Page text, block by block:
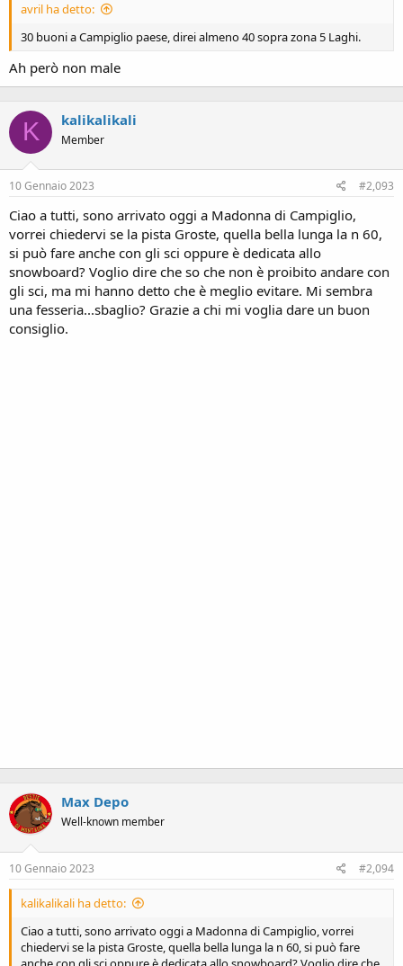
avril ha detto:
30 buoni a Campiglio paese, direi almeno 40 sopra zona 5 Laghi.
Ah però non male
K kalikalikali
Member
10 Gennaio 2023 #2,093
Ciao a tutti, sono arrivato oggi a Madonna di Campiglio,
vorrei chiedervi se la pista Groste, quella bella lunga la n 60,
si può fare anche con gli sci oppure è dedicata allo
snowboard? Voglio dire che so che non è proibito andare con
gli sci, ma mi hanno detto che è meglio evitare. Mi sembra
una fesseria...sbaglio? Grazie a chi mi voglia dare un buon
consiglio.
Max Depo
Well-known member
10 Gennaio 2023 #2,094
kalikalikali ha detto:
Ciao a tutti, sono arrivato oggi a Madonna di Campiglio, vorrei
chiedervi se la pista Groste, quella bella lunga la n 60, si può fare